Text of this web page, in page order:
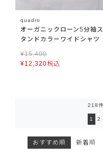
quadro
オーガニックローン5分袖ス
タンドカラーワイドシャツ
¥15,400
¥12,320税込
おすすめ順 新着順
218
1 2